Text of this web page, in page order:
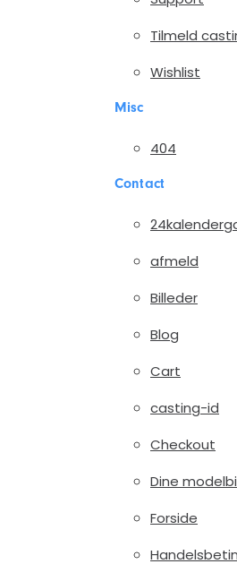
Tilmeld
Wishlist
Misc
404
Contact
afmeld
Billeder
Blog
Cart
casting-id
Checkout
Dine
Forside